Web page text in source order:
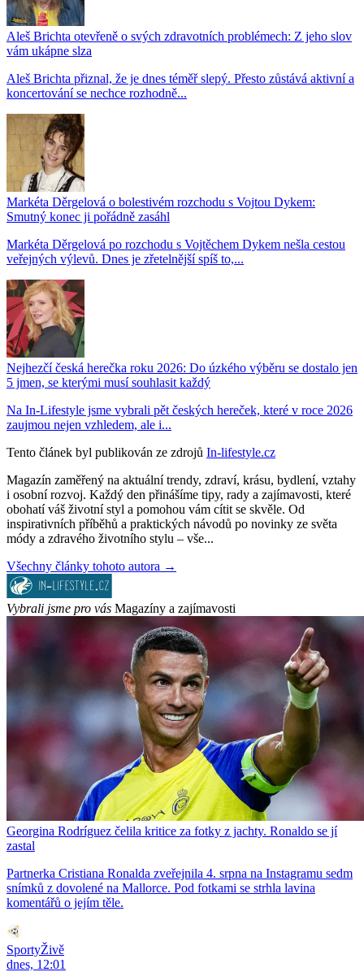
Aleš Brichta otevřeně o svých zdravotních problémech: Z jeho slov
vám ukápne slza
Aleš Brichta přiznal, že je dnes téměř slepý. Přesto zůstává aktivní a
koncertování se nechce rozhodně...
Markéta Děrgelová o bolestivém rozchodu s Vojtou Dykem:
Smutný konec ji pořádně zasáhl
Markéta Děrgelová po rozchodu s Vojtěchem Dykem nešla cestou
veřejných výlevů. Dnes je zřetelnější spíš to,...
Nejhezčí česká herečka roku 2026: Do úzkého výběru se dostalo jen
5 jmen, se kterými musí souhlasit každý
Na In-Lifestyle jsme vybrali pět českých hereček, které v roce 2026
zaujmou nejen vzhledem, ale i...
Tento článek byl publikován ze zdrojů In-lifestyle.cz
Magazín zaměřený na aktuální trendy, zdraví, krásu, bydlení, vztahy
i osobní rozvoj. Každý den přinášíme tipy, rady a zajímavosti, které
obohatí váš životní styl a pomohou vám cítit se skvěle. Od
inspirativních příběhů a praktických návodů po novinky ze světa
módy a zdravého životního stylu – vše...
Všechny články tohoto autora →
Vybrali jsme pro vás Magazíny a zajímavosti
Georgina Rodríguez čelila kritice za fotky z jachty. Ronaldo se jí
zastal
Partnerka Cristiana Ronalda zveřejnila 4. srpna na Instagramu sedm
snímků z dovolené na Mallorce. Pod fotkami se strhla lavina
komentářů o jejím těle.
SportyŽivě
dnes, 12:01